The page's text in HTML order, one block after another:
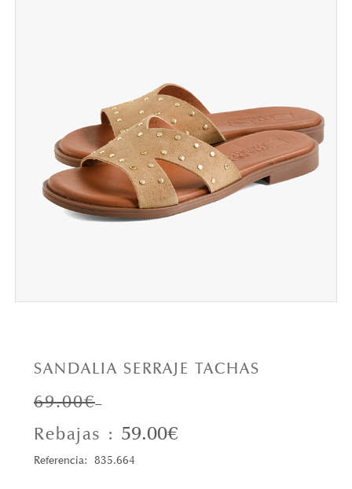
SANDALIA SERRAJE TACHAS
69.00€
Rebajas : 59.00€
Referencia: 835.664